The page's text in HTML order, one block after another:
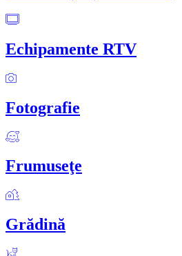
Echipamente RTV
Fotografie
Frumuseţe
Grădină